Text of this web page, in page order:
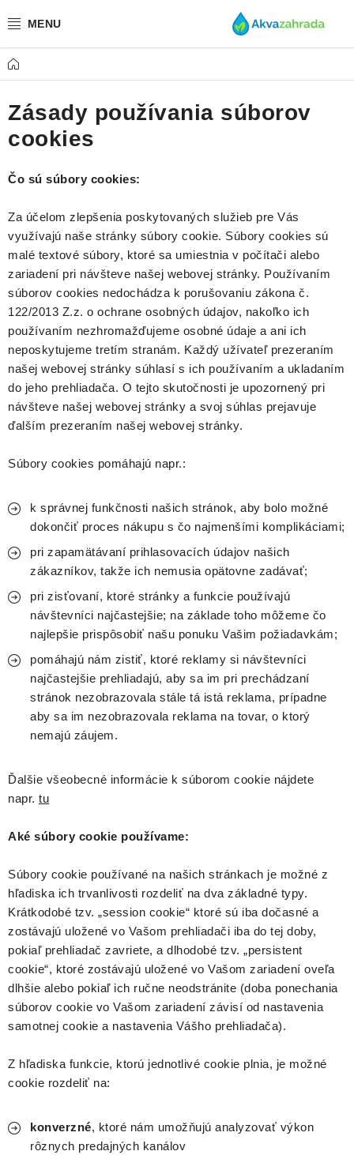
na
TECHNIKA
HNOJIVÁ
VODA
RASTLINY
SUBSTRÁTY
KRMIVÁ A VITAMÍNY
DEKORÁCIE
KREVETKY
O nás Doprava a platba Kontakty Blog Moja
Domov
Zásady používania súborov
cookies
Čo sú súbory cookies:
Za účelom zlepšenia poskytovaných služieb pre Vás
využívajú naše stránky súbory cookie. Súbory cookies sú
malé textové súbory, ktoré sa umiestnia v počítači alebo
zariadení pri návšteve našej webovej stránky. Používaním
súborov cookies nedochádza k porušovaniu zákona č.
122/2013 Z.z. o ochrane osobných údajov, nakoľko ich
používaním nezhromažďujeme osobné údaje a ani ich
neposkytujeme tretím stranám. Každý užívateľ prezeraním
našej webovej stránky súhlasí s ich používaním a ukladaním
do jeho prehliadača. O tejto skutočnosti je upozornený pri
návšteve našej webovej stránky a svoj súhlas prejavuje
ďalším prezeraním našej webovej stránky.
Súbory cookies pomáhajú napr.:
k správnej funkčnosti našich stránok, aby bolo možné
dokončiť proces nákupu s čo najmenšími komplikáciami;
pri zapamätávaní prihlasovacích údajov našich
zákazníkov, takže ich nemusia opätovne zadávať;
pri zisťovaní, ktoré stránky a funkcie používajú
návštevníci najčastejšie; na základe toho môžeme čo
najlepšie prispôsobiť našu ponuku Vašim požiadavkám;
pomáhajú nám zistiť, ktoré reklamy si návštevníci
najčastejšie prehliadajú, aby sa im pri prechádzaní
stránok nezobrazovala stále tá istá reklama, prípadne
aby sa im nezobrazovala reklama na tovar, o ktorý
nemajú záujem.
Ďalšie všeobecné informácie k súborom cookie nájdete
napr. tu
Aké súbory cookie používame:
Súbory cookie používané na našich stránkach je možné z
hľadiska ich trvanlivosti rozdeliť na dva základné typy.
Krátkodobé tzv. „session cookie“ ktoré sú iba dočasné a
zostávajú uložené vo Vašom prehliadači iba do tej doby,
pokiaľ prehliadač zavriete, a dlhodobé tzv. „persistent
cookie“, ktoré zostávajú uložené vo Vašom zariadení oveľa
dlhšie alebo pokiaľ ich ručne neodstránite (doba ponechania
súborov cookie vo Vašom zariadení závisí od nastavenia
samotnej cookie a nastavenia Vášho prehliadača).
Z hľadiska funkcie, ktorú jednotlivé cookie plnia, je možné
cookie rozdeliť na:
konverzné, ktoré nám umožňujú analyzovať výkon
rôznych predajných kanálov